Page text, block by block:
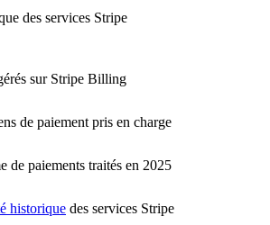
des services Stripe
sur Stripe Billing
de paiement pris en charge
de paiements traités en 2025
historique des services Stripe